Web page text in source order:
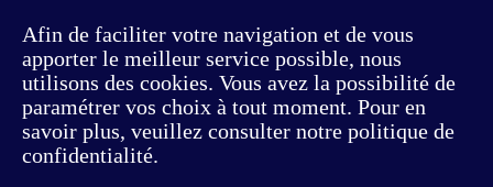
Transformation durable
Supply Chain
Risques & Assurances
RH & Compétences
Études
Études prospectives
Certification professionnelle
Données emploi-formation
Komète
Nous découvrir
Notre philosophie
Notre équipe
Clients & secteurs
Insights
Actus
Nous rejoindre
Afin de faciliter votre navigation et de vous
apporter le meilleur service possible, nous
utilisons des cookies. Vous avez la possibilité de
paramétrer vos choix à tout moment. Pour en
savoir plus, veuillez consulter notre politique de
confidentialité.